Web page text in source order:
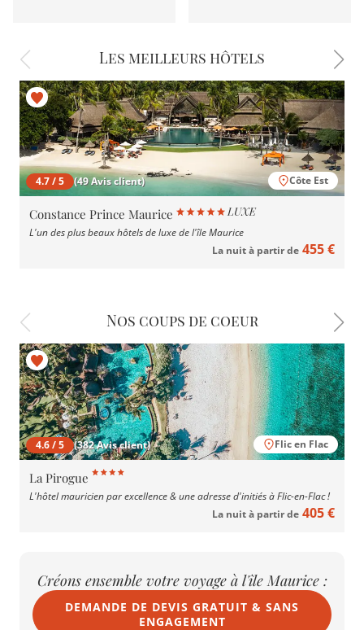
Les meilleurs hôtels
4.7 / 5 (49 Avis client) Côte Est
Constance Prince Maurice
L'un des plus beaux hôtels de luxe de l'île Maurice
La nuit à partir de 455 €
Nos coups de coeur
4.6 / 5 (382 Avis client) Flic en Flac
La Pirogue
L'hôtel mauricien par excellence & une adresse d'initiés à Flic-en-Flac !
La nuit à partir de 405 €
Créons ensemble votre voyage à l'île Maurice :
DEMANDE DE DEVIS GRATUIT & SANS
ENGAGEMENT